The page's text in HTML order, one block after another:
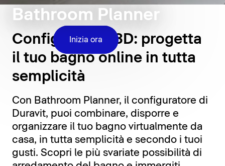
Bathroom Planner
Inizia ora
Configuratore 3D: progetta
il tuo bagno online in tutta
semplicità
Con Bathroom Planner, il configuratore di
Duravit, puoi combinare, disporre e
organizzare il tuo bagno virtualmente da
casa, in tutta semplicità e secondo i tuoi
gusti. Scopri le più svariate possibilità di